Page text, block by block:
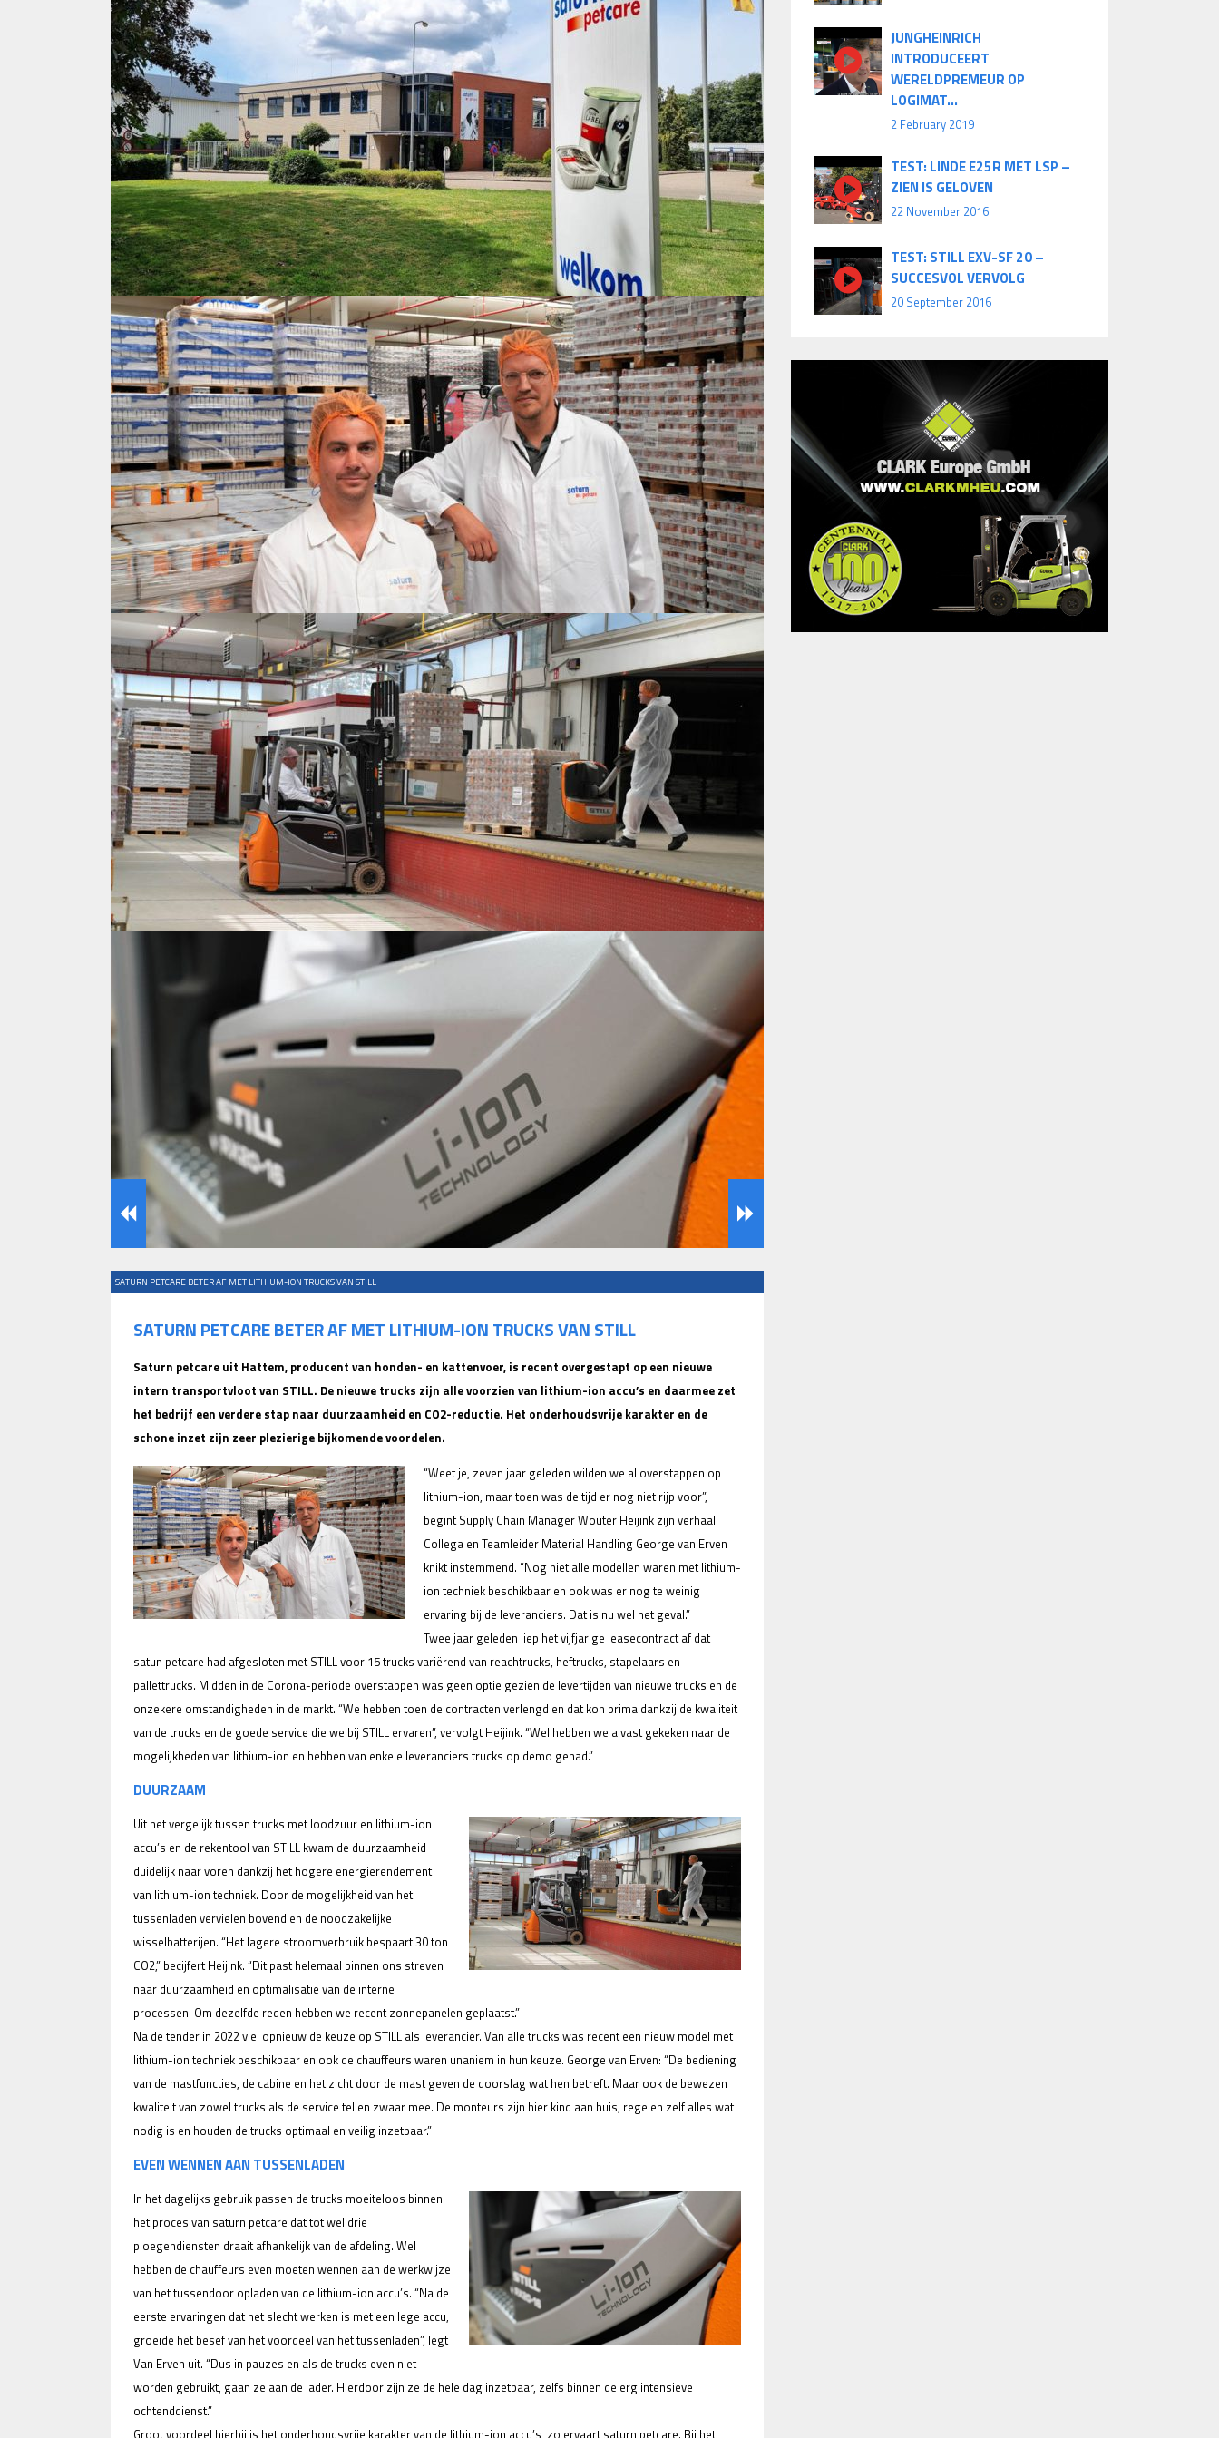
SATURN PETCARE BETER AF MET LITHIUM-ION TRUCKS VAN STILL
SATURN PETCARE BETER AF MET LITHIUM-ION TRUCKS VAN STILL
Saturn petcare uit Hattem, producent van honden- en kattenvoer, is recent overgestapt op een nieuwe
intern transportvloot van STILL. De nieuwe trucks zijn alle voorzien van lithium-ion accu’s en daarmee zet
het bedrijf een verdere stap naar duurzaamheid en CO2-reductie. Het onderhoudsvrije karakter en de
schone inzet zijn zeer plezierige bijkomende voordelen.
“Weet je, zeven jaar geleden wilden we al overstappen op
lithium-ion, maar toen was de tijd er nog niet rijp voor”,
begint Supply Chain Manager Wouter Heijink zijn verhaal.
Collega en Teamleider Material Handling George van Erven
knikt instemmend. “Nog niet alle modellen waren met lithium-
ion techniek beschikbaar en ook was er nog te weinig
ervaring bij de leveranciers. Dat is nu wel het geval.”
Twee jaar geleden liep het vijfjarige leasecontract af dat
satun petcare had afgesloten met STILL voor 15 trucks variërend van reachtrucks, heftrucks, stapelaars en
pallettrucks. Midden in de Corona-periode overstappen was geen optie gezien de levertijden van nieuwe trucks en de
onzekere omstandigheden in de markt. “We hebben toen de contracten verlengd en dat kon prima dankzij de kwaliteit
van de trucks en de goede service die we bij STILL ervaren”, vervolgt Heijink. “Wel hebben we alvast gekeken naar de
mogelijkheden van lithium-ion en hebben van enkele leveranciers trucks op demo gehad.”
DUURZAAM
Uit het vergelijk tussen trucks met loodzuur en lithium-ion
accu’s en de rekentool van STILL kwam de duurzaamheid
duidelijk naar voren dankzij het hogere energierendement
van lithium-ion techniek. Door de mogelijkheid van het
tussenladen vervielen bovendien de noodzakelijke
wisselbatterijen. “Het lagere stroomverbruik bespaart 30 ton
CO2,” becijfert Heijink. “Dit past helemaal binnen ons streven
naar duurzaamheid en optimalisatie van de interne
processen. Om dezelfde reden hebben we recent zonnepanelen geplaatst.”
Na de tender in 2022 viel opnieuw de keuze op STILL als leverancier. Van alle trucks was recent een nieuw model met
lithium-ion techniek beschikbaar en ook de chauffeurs waren unaniem in hun keuze. George van Erven: “De bediening
van de mastfuncties, de cabine en het zicht door de mast geven de doorslag wat hen betreft. Maar ook de bewezen
kwaliteit van zowel trucks als de service tellen zwaar mee. De monteurs zijn hier kind aan huis, regelen zelf alles wat
nodig is en houden de trucks optimaal en veilig inzetbaar.”
EVEN WENNEN AAN TUSSENLADEN
In het dagelijks gebruik passen de trucks moeiteloos binnen
het proces van saturn petcare dat tot wel drie
ploegendiensten draait afhankelijk van de afdeling. Wel
hebben de chauffeurs even moeten wennen aan de werkwijze
van het tussendoor opladen van de lithium-ion accu’s. “Na de
eerste ervaringen dat het slecht werken is met een lege accu,
groeide het besef van het voordeel van het tussenladen”, legt
Van Erven uit. “Dus in pauzes en als de trucks even niet
worden gebruikt, gaan ze aan de lader. Hierdoor zijn ze de hele dag inzetbaar, zelfs binnen de erg intensieve
ochtenddienst.”
JUNGHEINRICH
INTRODUCEERT
WERELDPREMEUR OP
LOGIMAT...
2 February 2019
TEST: LINDE E25R MET LSP –
ZIEN IS GELOVEN
22 November 2016
TEST: STILL EXV-SF 20 –
SUCCESVOL VERVOLG
20 September 2016